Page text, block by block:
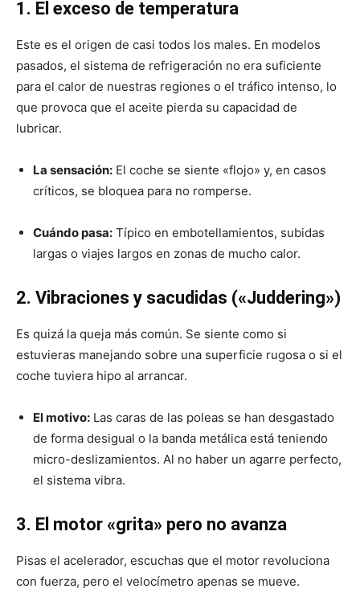
1. El exceso de temperatura
Este es el origen de casi todos los males. En modelos
pasados, el sistema de refrigeración no era suficiente
para el calor de nuestras regiones o el tráfico intenso, lo
que provoca que el aceite pierda su capacidad de
lubricar.
La sensación: El coche se siente «flojo» y, en casos
críticos, se bloquea para no romperse.
Cuándo pasa: Típico en embotellamientos, subidas
largas o viajes largos en zonas de mucho calor.
2. Vibraciones y sacudidas («Juddering»)
Es quizá la queja más común. Se siente como si
estuvieras manejando sobre una superficie rugosa o si el
coche tuviera hipo al arrancar.
El motivo: Las caras de las poleas se han desgastado
de forma desigual o la banda metálica está teniendo
micro-deslizamientos. Al no haber un agarre perfecto,
el sistema vibra.
3. El motor «grita» pero no avanza
Pisas el acelerador, escuchas que el motor revoluciona
con fuerza, pero el velocímetro apenas se mueve.